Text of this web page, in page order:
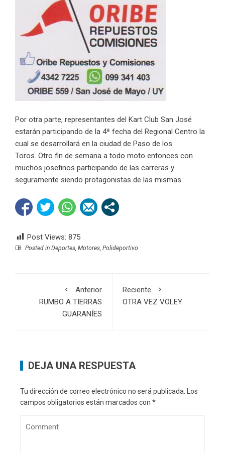
Por otra parte, representantes del Kart Club San José
estarán participando de la 4ª fecha del Regional Centro la
cual se desarrollará en la ciudad de Paso de los
Toros. Otro fin de semana a todo moto entonces con
muchos josefinos participando de las carreras y
seguramente siendo protagonistas de las mismas.
Post Views: 875
Posted in Deportes, Motores, Polideportivo
Anterior
RUMBO A TIERRAS
GUARANÍES
Reciente
OTRA VEZ VOLEY
DEJA UNA RESPUESTA
Tu dirección de correo electrónico no será publicada.
Los
campos obligatorios están marcados con *